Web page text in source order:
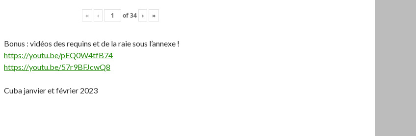
« ‹ of34 › »
Bonus : vidéos des requins et de la raie sous l’annexe !
https://youtu.be/pEQ0W4tfB74
https://youtu.be/57r9BFJcwQ8
Cuba janvier et février 2023